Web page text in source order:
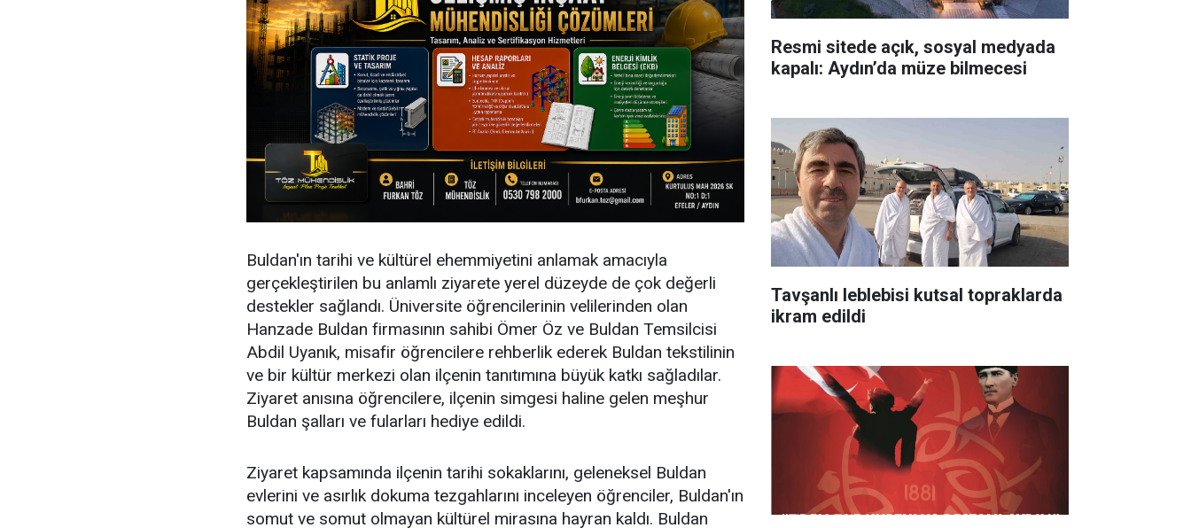
Buldan'ın tarihi ve kültürel ehemmiyetini anlamak amacıyla
gerçekleştirilen bu anlamlı ziyarete yerel düzeyde de çok değerli
destekler sağlandı. Üniversite öğrencilerinin velilerinden olan
Hanzade Buldan firmasının sahibi Ömer Öz ve Buldan Temsilcisi
Abdil Uyanık, misafir öğrencilere rehberlik ederek Buldan tekstilinin
ve bir kültür merkezi olan ilçenin tanıtımına büyük katkı sağladılar.
Ziyaret anısına öğrencilere, ilçenin simgesi haline gelen meşhur
Buldan şalları ve fularları hediye edildi.
Ziyaret kapsamında ilçenin tarihi sokaklarını, geleneksel Buldan
evlerini ve asırlık dokuma tezgahlarını inceleyen öğrenciler, Buldan'ın
somut ve somut olmayan kültürel mirasına hayran kaldı. Buldan
Resmi sitede açık, sosyal medyada
kapalı: Aydın’da müze bilmecesi
Tavşanlı leblebisi kutsal topraklarda
ikram edildi